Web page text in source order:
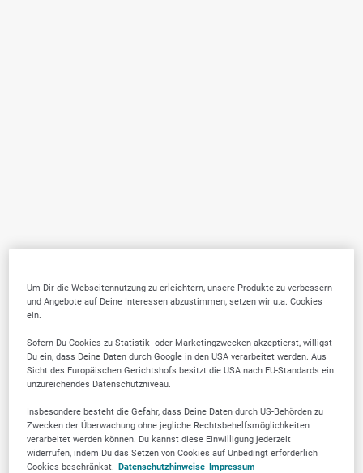
Um Dir die Webseitennutzung zu erleichtern, unsere Produkte zu verbessern
und Angebote auf Deine Interessen abzustimmen, setzen wir u.a. Cookies
ein.
Sofern Du Cookies zu Statistik- oder Marketingzwecken akzeptierst, willigst
Du ein, dass Deine Daten durch Google in den USA verarbeitet werden. Aus
Sicht des Europäischen Gerichtshofs besitzt die USA nach EU-Standards ein
unzureichendes Datenschutzniveau.
Insbesondere besteht die Gefahr, dass Deine Daten durch US-Behörden zu
Zwecken der Überwachung ohne jegliche Rechtsbehelfsmöglichkeiten
verarbeitet werden können. Du kannst diese Einwilligung jederzeit
widerrufen, indem Du das Setzen von Cookies auf Unbedingt erforderlich
Cookies beschränkst. Datenschutzhinweise Impressum